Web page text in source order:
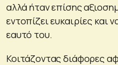
αλλά ήταν επίσης
εντοπίζει ευκαιρίες και
εαυτό του.
Κοιτάζοντας διάφορες